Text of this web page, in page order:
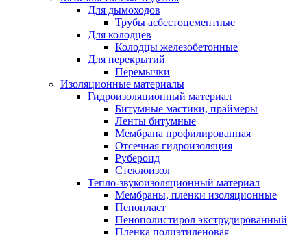
Для дымоходов
Трубы асбестоцементные
Для колодцев
Колодцы железобетонные
Для перекрытий
Перемычки
Изоляционные материалы
Гидроизоляционный материал
Битумные мастики, праймеры
Ленты битумные
Мембрана профилированная
Отсечная гидроизоляция
Рубероид
Стеклоизол
Тепло-звукоизоляционный материал
Мембраны, пленки изоляционные
Пенопласт
Пенополистирол экструдированный
Пленка полиэтиленовая